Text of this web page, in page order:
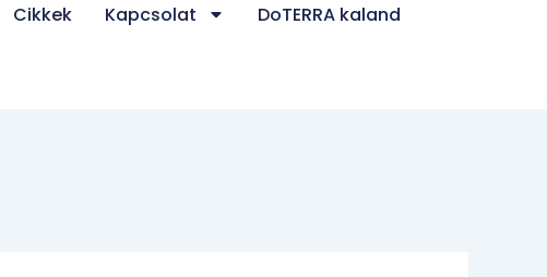
Cikkek Kapcsolat DoTERRA kaland